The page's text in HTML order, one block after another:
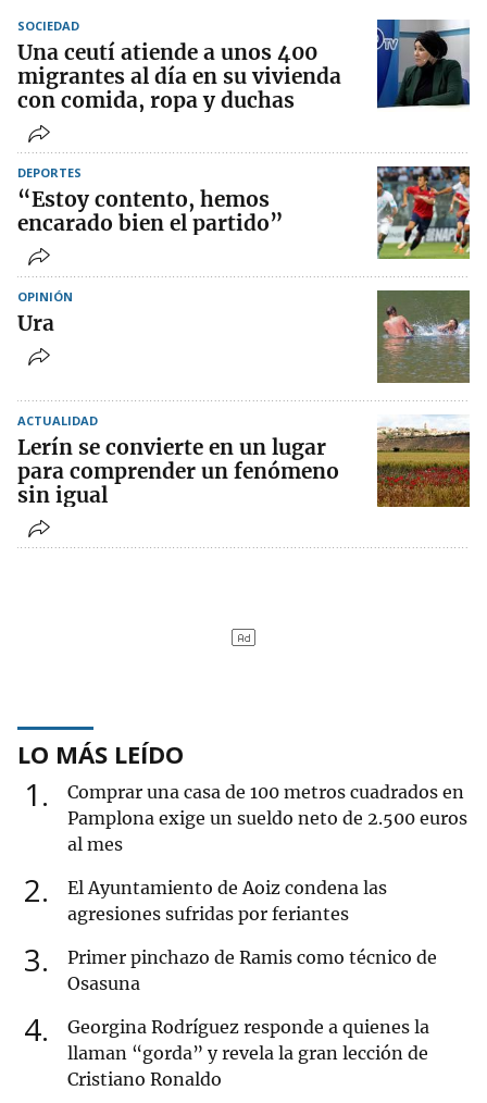
SOCIEDAD
Una ceutí atiende a unos 400
migrantes al día en su vivienda
con comida, ropa y duchas
DEPORTES
“Estoy contento, hemos
encarado bien el partido”
OPINIÓN
Ura
ACTUALIDAD
Lerín se convierte en un lugar
para comprender un fenómeno
sin igual
LO MÁS LEÍDO
1
Comprar una casa de 100 metros cuadrados en
Pamplona exige un sueldo neto de 2.500 euros
al mes
2
El Ayuntamiento de Aoiz condena las
agresiones sufridas por feriantes
3
Primer pinchazo de Ramis como técnico de
Osasuna
4
Georgina Rodríguez responde a quienes la
llaman “gorda” y revela la gran lección de
Cristiano Ronaldo